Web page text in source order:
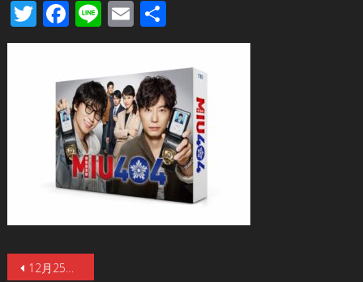
Twitter
Facebook
LineEmail
有
投12月25日（金）発売のドラマ「MIU404」Blu-ray&DVDの特典映像の詳細が決定！「未公開＆ＮＧ集 」「ロングインタビュー集」など、約180分の10大映像特典を収録！